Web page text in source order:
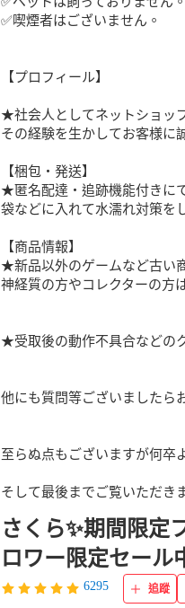
さくら✨期間限定
ロワー限定セール
6295 追蹤
✅喫煙者はございません。
【プロフィール】
★社会人としてネットショッ
その経験を生かしてお客様に
【梱包・発送】
★匿名配達・追跡機能付きに
袋などに入れて水濡れ対策を
【商品情報】
★新品以外のゲームなど古い
神経質の方やコレクターの方
★受取後の動作不具合などの
他にも質問等ございましたら
至らぬ点もございますが何卒
そして最後までご覧いただ